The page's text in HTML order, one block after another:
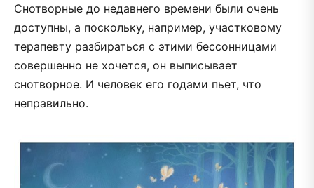
Снотворные до недавнего времени были очень
доступны, а поскольку, например, участковому
терапевту разбираться с этими бессонницами
совершенно не хочется, он выписывает
снотворное. И человек его годами пьет, что
неправильно.